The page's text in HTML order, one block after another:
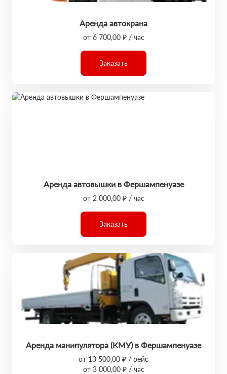
Аренда автокрана
от 6 700,00 ₽ / час
Заказать
Аренда автовышки в Фершампенуазе
от 2 000,00 ₽ / час
Заказать
Аренда манипулятора (КМУ) в Фершампенуазе
от 13 500,00 ₽ / рейс
от 3 000,00 ₽ / час